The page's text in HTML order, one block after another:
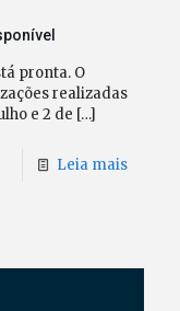
pronta. O
realizadas
e 2 de […]
Leia mais